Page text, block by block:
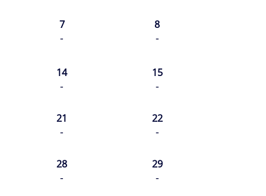
7
-
8
-
14
-
15
-
21
-
22
-
28
-
29
-